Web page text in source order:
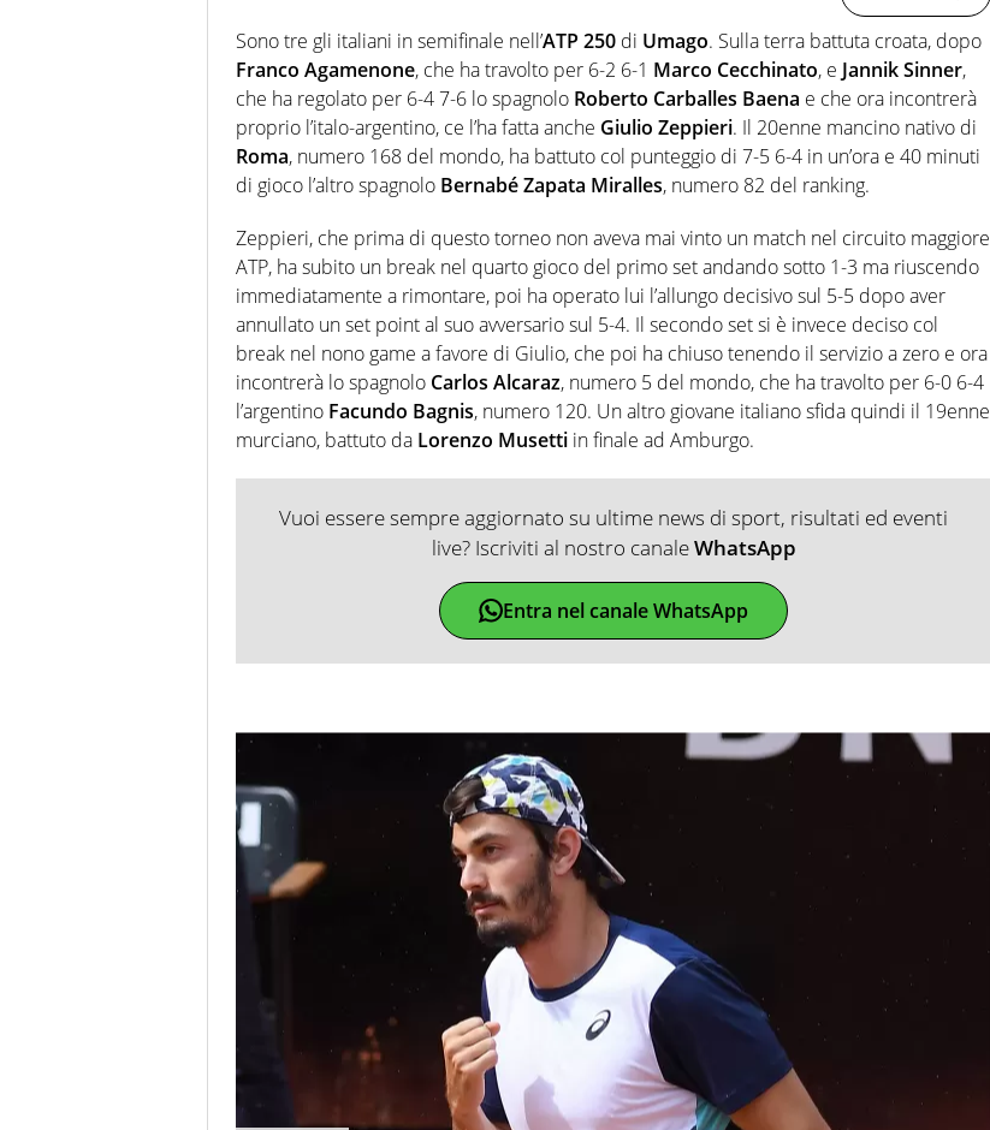
Sono tre gli italiani in semifinale nell’ATP 250 di Umago. Sulla terra battuta croata, dopo
Franco Agamenone, che ha travolto per 6-2 6-1 Marco Cecchinato, e Jannik Sinner,
che ha regolato per 6-4 7-6 lo spagnolo Roberto Carballes Baena e che ora incontrerà
proprio l’italo-argentino, ce l’ha fatta anche Giulio Zeppieri. Il 20enne mancino nativo di
Roma, numero 168 del mondo, ha battuto col punteggio di 7-5 6-4 in un’ora e 40 minuti
di gioco l’altro spagnolo Bernabé Zapata Miralles, numero 82 del ranking.
Zeppieri, che prima di questo torneo non aveva mai vinto un match nel circuito maggiore
ATP, ha subito un break nel quarto gioco del primo set andando sotto 1-3 ma riuscendo
immediatamente a rimontare, poi ha operato lui l’allungo decisivo sul 5-5 dopo aver
annullato un set point al suo avversario sul 5-4. Il secondo set si è invece deciso col
break nel nono game a favore di Giulio, che poi ha chiuso tenendo il servizio a zero e ora
incontrerà lo spagnolo Carlos Alcaraz, numero 5 del mondo, che ha travolto per 6-0 6-4
l’argentino Facundo Bagnis, numero 120. Un altro giovane italiano sfida quindi il 19enne
murciano, battuto da Lorenzo Musetti in finale ad Amburgo.
Vuoi essere sempre aggiornato su ultime news di sport, risultati ed eventi
live? Iscriviti al nostro canaleWhatsApp
Entra nel canale WhatsApp